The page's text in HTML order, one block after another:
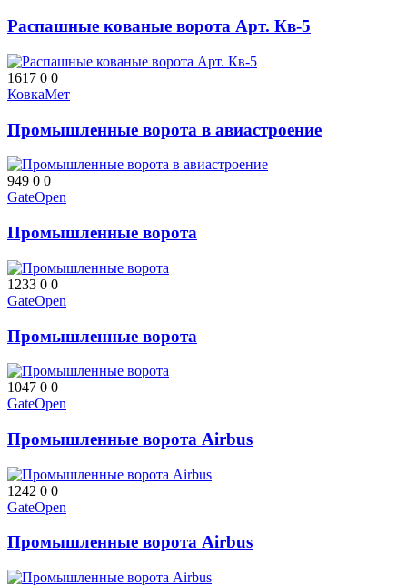
Распашные кованые ворота Арт. Кв-5
1617 0 0
КовкаМет
Промышленные ворота в авиастроение
949 0 0
GateOpen
Промышленные ворота
1233 0 0
GateOpen
Промышленные ворота
1047 0 0
GateOpen
Промышленные ворота Airbus
1242 0 0
GateOpen
Промышленные ворота Airbus